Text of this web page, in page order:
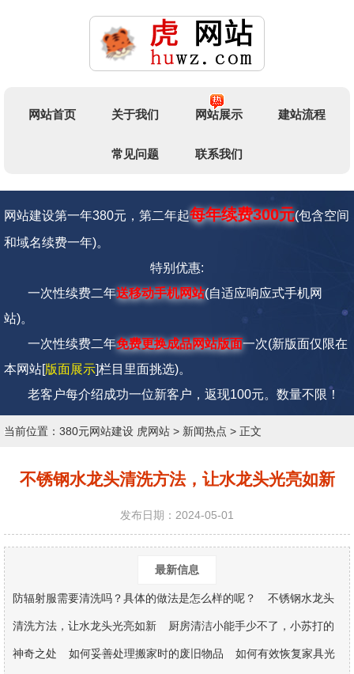
网站首页 关于我们 网站展示 建站流程
常见问题 联系我们
网站建设第一年380元，第二年起每年续费300元(包含空间
和域名续费一年)。
特别优惠:
一次性续费二年送移动手机网站(自适应响应式手机网
站)。
一次性续费二年免费更换成品网站版面一次(新版面仅限在
本网站[版面展示]栏目里面挑选)。
老客户每介绍成功一位新客户，返现100元。 数量不限！
当前位置： 380元网站建设 虎网站 > 新闻热点 > 正文
不锈钢水龙头清洗方法，让水龙头光亮如新
发布日期：2024-05-01
最新信息
防辐射服需要清洗吗？具体的做法是怎么样的呢？ 不锈钢水龙头
清洗方法，让水龙头光亮如新 厨房清洁小能手少不了，小苏打的
神奇之处 如何妥善处理搬家时的废旧物品 如何有效恢复家具光